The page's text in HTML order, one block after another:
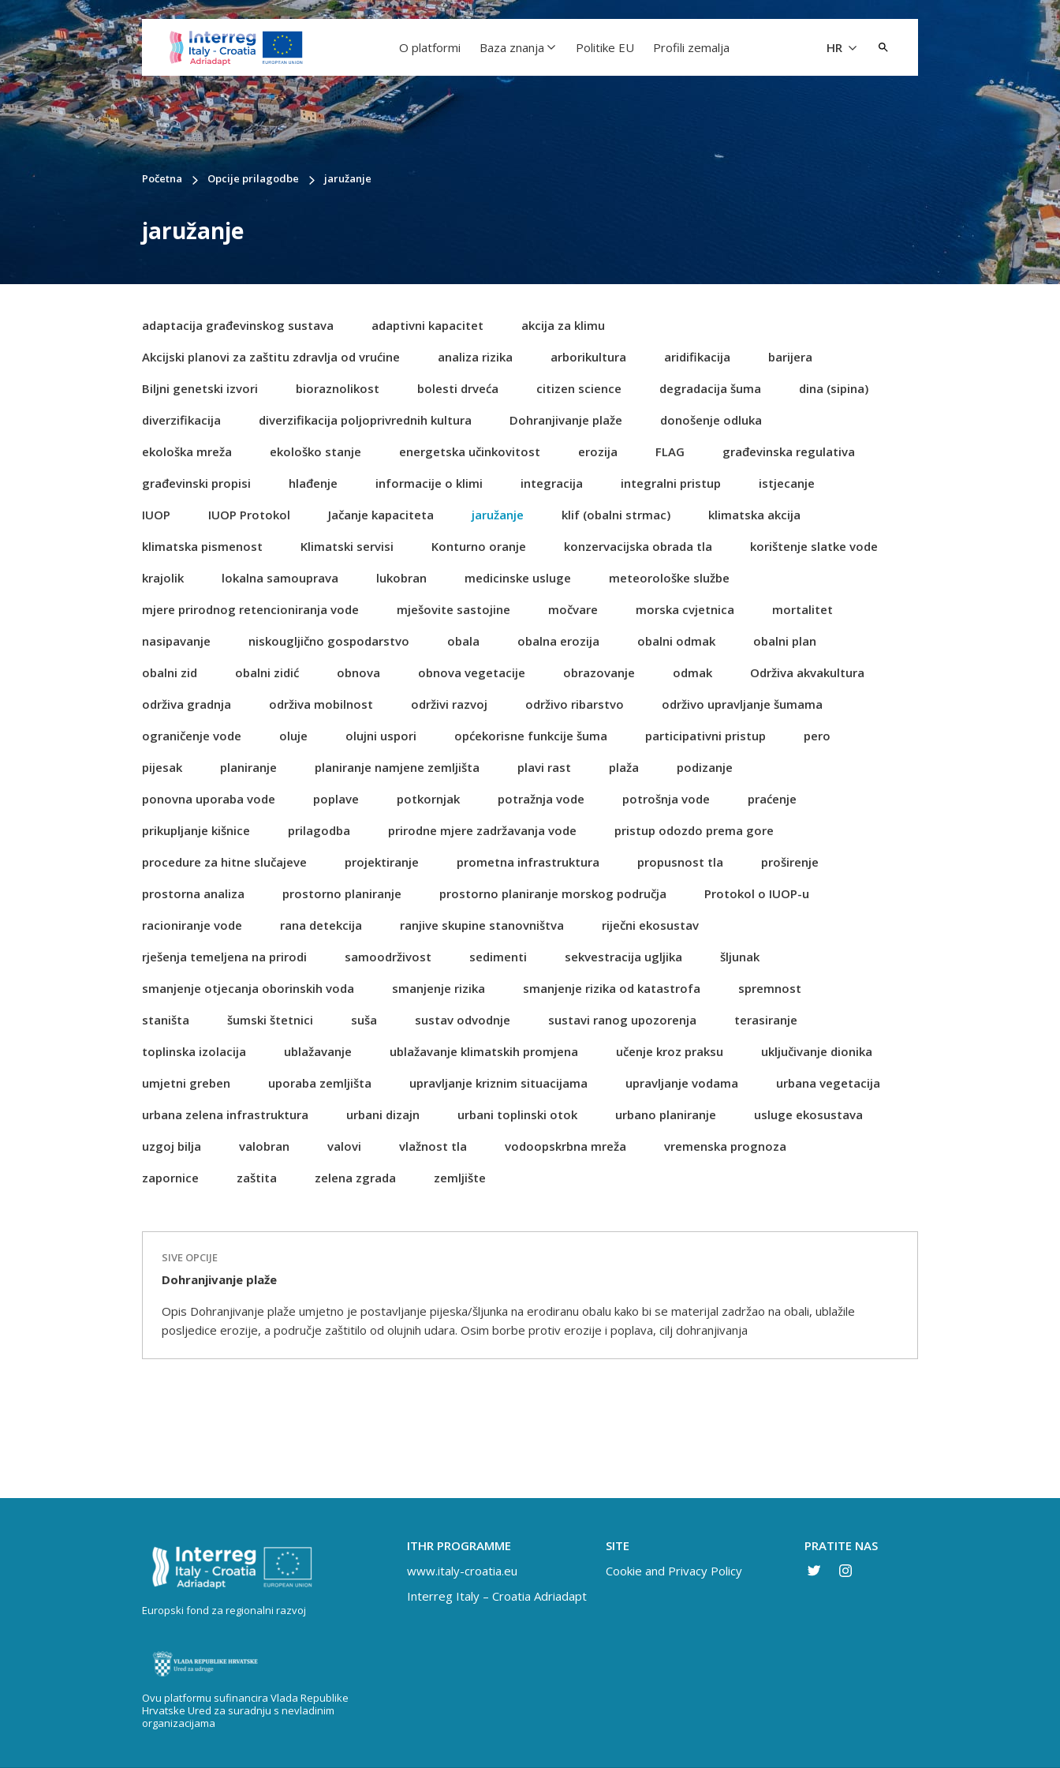
HR
O platformi Baza znanja Politike EU Profili zemalja
Početna Opcije prilagodbe jaružanje
jaružanje
adaptacija građevinskog sustava adaptivni kapacitet
akcija za klimu
Akcijski planovi za zaštitu zdravlja od vrućine
analiza rizika arborikultura aridifikacija
barijera
Biljni genetski izvori
bioraznolikost bolesti drveća citizen science degradacija šuma
dina (sipina)
diverzifikacija
diverzifikacija poljoprivrednih kultura Dohranjivanje plaže
donošenje odluka
ekološka mreža
ekološko stanje energetska učinkovitost erozija FLAG
građevinska regulativa
građevinski propisi
hlađenje informacije o klimi integracija integralni pristup
istjecanje
IUOP
IUOP Protokol Jačanje kapaciteta jaružanje klif (obalni strmac)
klimatska akcija
klimatska pismenost
Klimatski servisi Konturno oranje konzervacijska obrada tla
korištenje slatke vode
krajolik
lokalna samouprava lukobran medicinske usluge
meteorološke službe
mjere prirodnog retencioniranja vode
mješovite sastojine močvare morska cvjetnica
mortalitet
nasipavanje
niskougljično gospodarstvo obala obalna erozija obalni odmak
obalni plan
obalni zid
obalni zidić obnova obnova vegetacije obrazovanje odmak
Održiva akvakultura
održiva gradnja
održiva mobilnost održivi razvoj održivo ribarstvo
održivo upravljanje šumama
ograničenje vode
oluje olujni uspori općekorisne funkcije šuma participativni pristup
pero
pijesak
planiranje planiranje namjene zemljišta plavi rast plaža
podizanje
ponovna uporaba vode
poplave potkornjak potražnja vode potrošnja vode
praćenje
prikupljanje kišnice
prilagodba prirodne mjere zadržavanja vode
pristup odozdo prema gore
procedure za hitne slučajeve
projektiranje prometna infrastruktura propusnost tla
proširenje
prostorna analiza
prostorno planiranje prostorno planiranje morskog područja
Protokol o IUOP-u
racioniranje vode
rana detekcija ranjive skupine stanovništva
riječni ekosustav
rješenja temeljena na prirodi
samoodrživost sedimenti sekvestracija ugljika
šljunak
smanjenje otjecanja oborinskih voda
smanjenje rizika smanjenje rizika od katastrofa
spremnost
staništa
šumski štetnici suša sustav odvodnje sustavi ranog upozorenja
terasiranje
toplinska izolacija
ublažavanje ublažavanje klimatskih promjena učenje kroz praksu
uključivanje dionika
umjetni greben
uporaba zemljišta upravljanje kriznim situacijama upravljanje vodama
urbana vegetacija
urbana zelena infrastruktura
urbani dizajn urbani toplinski otok urbano planiranje
usluge ekosustava
uzgoj bilja
valobran valovi vlažnost tla vodoopskrbna mreža
vremenska prognoza
zapornice
zaštita zelena zgrada zemljište
SIVE OPCIJE
Dohranjivanje plaže
Opis Dohranjivanje plaže umjetno je postavljanje pijeska/šljunka na erodiranu obalu kako bi se materijal zadržao na obali, ublažile
posljedice erozije, a područje zaštitilo od olujnih udara. Osim borbe protiv erozije i poplava, cilj dohranjivanja
Europski fond za regionalni razvoj
Ovu platformu sufinancira Vlada Republike
Hrvatske Ured za suradnju s nevladinim
organizacijama
ITHR PROGRAMME
www.italy-croatia.eu
Interreg Italy – Croatia Adriadapt
SITE
Cookie and Privacy Policy
PRATITE NAS